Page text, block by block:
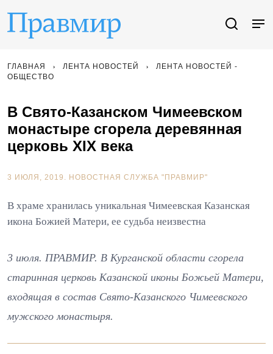
ГЛАВНАЯ ЛЕНТА НОВОСТЕЙ
ЛЕНТА НОВОСТЕЙ -
ОБЩЕСТВО
В Свято-Казанском Чимеевском
монастыре сгорела деревянная
церковь XIX века
3 ИЮЛЯ, 2019. НОВОСТНАЯ СЛУЖБА "ПРАВМИР"
В храме хранилась уникальная Чимеевская Казанская
икона Божией Матери, ее судьба неизвестна
3 июля. ПРАВМИР. В Курганской области сгорела
старинная церковь Казанской иконы Божьей Матери,
входящая в состав Свято-Казанского Чимеевского
мужского монастыря.